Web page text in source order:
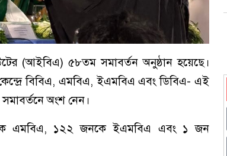
(আইবিএ) ৫৮তম সমাবর্তন অনুষ্ঠান হয়েছে।
কেন্দ্রে বিবিএ, এমবিএ, ইএমবিএ এবং ডিবিএ- এই
সমাবর্তনে অংশ নেন।
এমবিএ, ১২২ জনকে ইএমবিএ এবং ১ জন